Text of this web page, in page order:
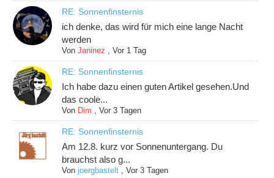
RE: Sonnenfinsternis
ich denke, das wird für mich eine lange Nacht
werden
VonJaninez ,Vor 1 Tag
RE: Sonnenfinsternis
Ich habe dazu einen guten Artikel gesehen.Und
das coole...
Von Dim ,Vor 3 Tagen
RE: Sonnenfinsternis
Am 12.8. kurz vor Sonnenuntergang. Du
brauchst also g...
Vonjoergbastelt ,Vor 3 Tagen